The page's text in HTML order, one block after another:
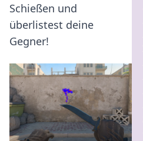
Schießen und
überlistest deine
Gegner!